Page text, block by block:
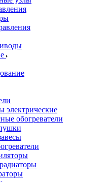
электрические
обогреватели